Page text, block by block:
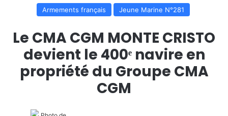
Armements français Jeune Marine N°281
Le CMA CGM MONTE CRISTO
devient le 400ᵉ navire en
propriété du Groupe CMA
CGM